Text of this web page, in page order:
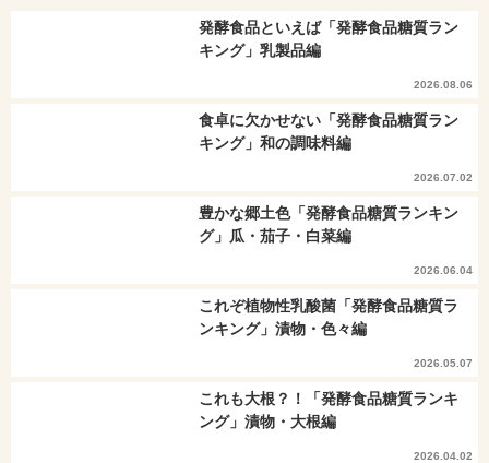
発酵食品といえば「発酵食品糖質ラン
キング」乳製品編
2026.08.06
食卓に欠かせない「発酵食品糖質ラン
キング」和の調味料編
2026.07.02
豊かな郷土色「発酵食品糖質ランキン
グ」瓜・茄子・白菜編
2026.06.04
これぞ植物性乳酸菌「発酵食品糖質ラ
ンキング」漬物・色々編
2026.05.07
これも大根？！「発酵食品糖質ランキ
ング」漬物・大根編
2026.04.02